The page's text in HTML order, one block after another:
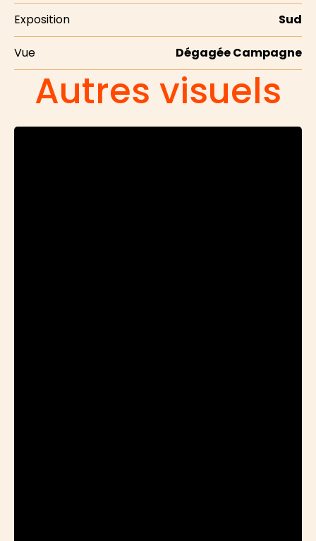
Exposition Sud
Vue Dégagée Campagne
Autres visuels